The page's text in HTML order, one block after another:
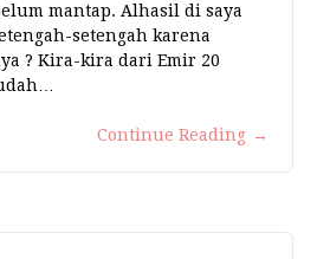
mantap. Alhasil di saya
setengah karena
? Kira-kira dari Emir 20
Continue Reading →